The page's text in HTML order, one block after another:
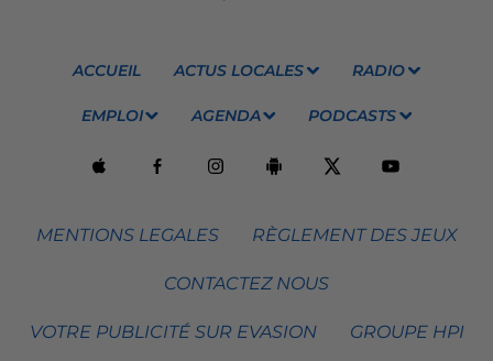
ACCUEIL ACTUS LOCALES RADIO
EMPLOI AGENDA PODCASTS
MENTIONS LEGALES RÈGLEMENT DES JEUX
CONTACTEZ NOUS
VOTRE PUBLICITÉ SUR EVASION GROUPE HPI